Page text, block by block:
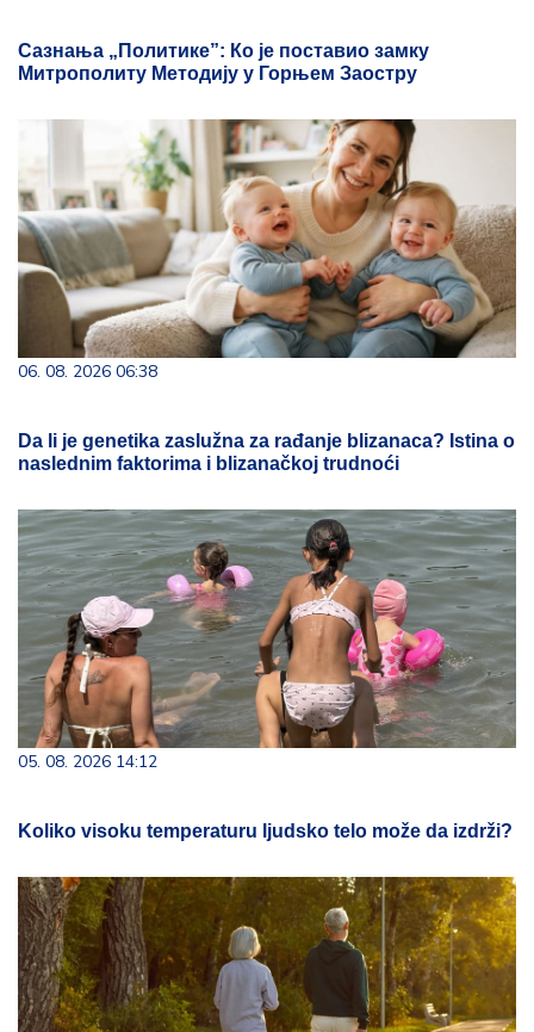
Сазнања „Политике”: Ко је поставио замку
Митрополиту Методију у Горњем Заостру
06. 08. 2026 06:38
Da li je genetika zaslužna za rađanje blizanaca? Istina o
naslednim faktorima i blizanačkoj trudnoći
05. 08. 2026 14:12
Koliko visoku temperaturu ljudsko telo može da izdrži?